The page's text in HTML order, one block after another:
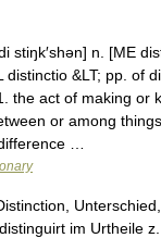
stiŋk′shən] n. [ME
distinctio &LT; pp. of
the act of making or
or among
…
Unterschied,
im Urtheile